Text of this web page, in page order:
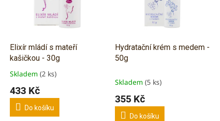
Elixír mládí s mateří
kašičkou - 30g
Průměrné
produktu
5,0
Skladem (2 ks)
433 Kč
Do košíku
Hydratační krém s medem -
50g
Skladem (5 ks)
355 Kč
Do košíku